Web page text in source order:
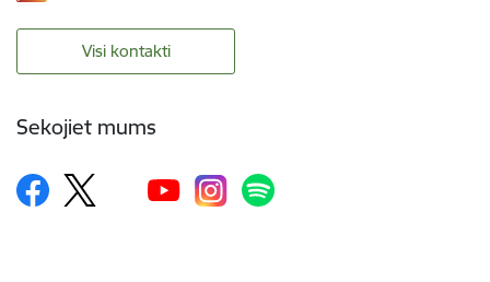
Visi kontakti
Sekojiet mums